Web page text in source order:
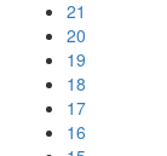
21
20
19
18
17
16